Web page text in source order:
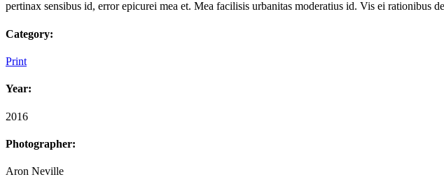
pertinax sensibus id, error epicurei mea et. Mea facilisis urbanitas moderatius id. Vis ei rationibus
Category:
Print
Year:
2016
Photographer:
Aron Neville